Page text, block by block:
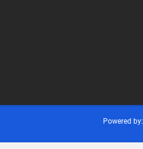
Powered by: